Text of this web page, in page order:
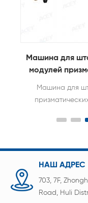
Машина для
модулей
Машина для
прессования
НАШ АДРЕС
703, 7F,
Road, Huli